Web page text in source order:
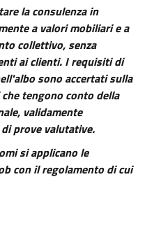
la consulenza in
a valori mobiliari e a
collettivo, senza
ai clienti. I requisiti di
sono accertati sulla
tengono conto della
validamente
prove valutative.
si applicano le
con il regolamento di cui